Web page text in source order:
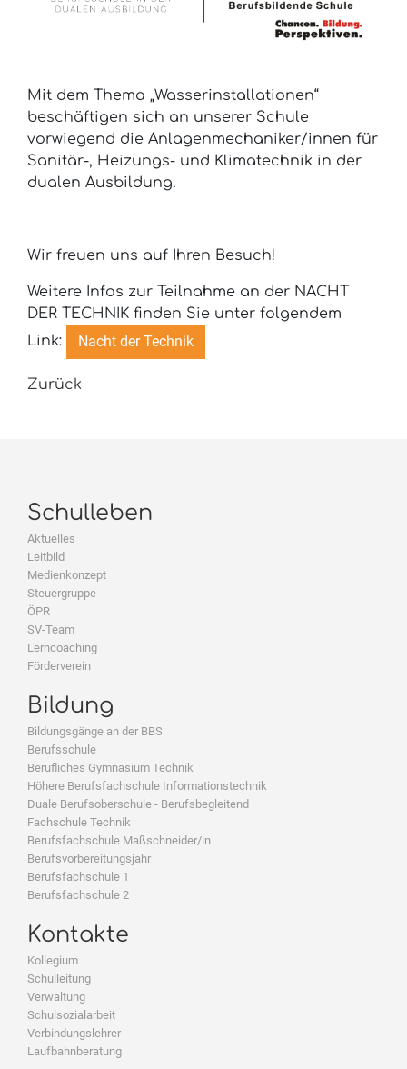
Mit dem Thema „Wasserinstallationen“
beschäftigen sich an unserer Schule
vorwiegend die Anlagenmechaniker/innen für
Sanitär-, Heizungs- und Klimatechnik in der
dualen Ausbildung.
Wir freuen uns auf Ihren Besuch!
Weitere Infos zur Teilnahme an der NACHT
DER TECHNIK finden Sie unter folgendem
Link:
Nacht der Technik
Zurück
Schulleben
Aktuelles
Leitbild
Medienkonzept
Steuergruppe
ÖPR
SV-Team
Lerncoaching
Förderverein
Bildung
Bildungsgänge an der BBS
Berufsschule
Berufliches Gymnasium Technik
Höhere Berufsfachschule Informationstechnik
Duale Berufsoberschule - Berufsbegleitend
Fachschule Technik
Berufsfachschule Maßschneider/in
Berufsvorbereitungsjahr
Berufsfachschule 1
Berufsfachschule 2
Kontakte
Kollegium
Schulleitung
Verwaltung
Schulsozialarbeit
Verbindungslehrer
Laufbahnberatung